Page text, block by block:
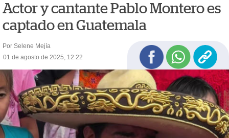
Actor y cantante Pablo Montero es
captado en Guatemala
Por Selene Mejía
01 de agosto de 2025, 12:22